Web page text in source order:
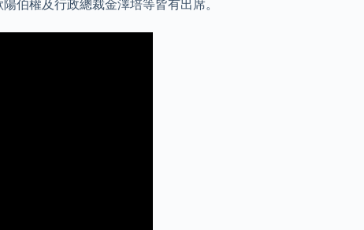
伯權及行政總裁金澤培等皆有出席。